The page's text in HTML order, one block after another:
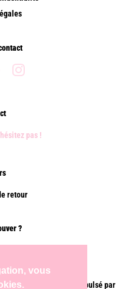
vous
Pinterest
pas !
retour
?
électronique propulsé par